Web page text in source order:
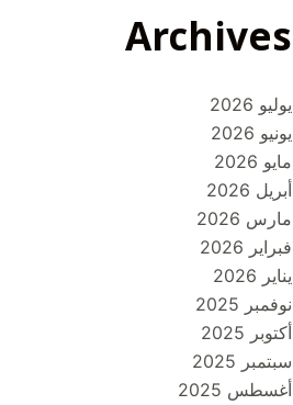
Archives
يوليو 2026
يونيو 2026
مايو 2026
أبريل 2026
مارس 2026
فبراير 2026
يناير 2026
نوفمبر 2025
أكتوبر 2025
سبتمبر 2025
أغسطس 2025